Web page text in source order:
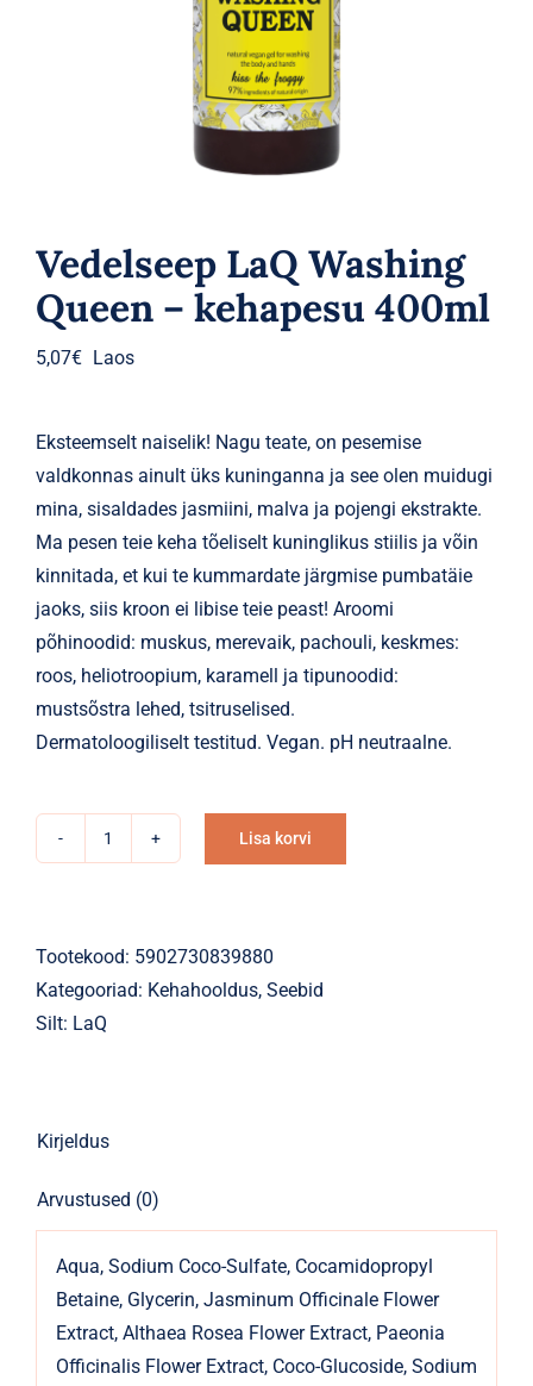
Vedelseep LaQ Washing
Queen – kehapesu 400ml
5,07€ Laos
Eksteemselt naiselik! Nagu teate, on pesemise
valdkonnas ainult üks kuninganna ja see olen muidugi
mina, sisaldades jasmiini, malva ja pojengi ekstrakte.
Ma pesen teie keha tõeliselt kuninglikus stiilis ja võin
kinnitada, et kui te kummardate järgmise pumbatäie
jaoks, siis kroon ei libise teie peast! Aroomi
põhinoodid: muskus, merevaik, pachouli, keskmes:
roos, heliotroopium, karamell ja tipunoodid:
mustsõstra lehed, tsitruselised.
Dermatoloogiliselt testitud. Vegan. pH neutraalne.
Queen
-
Lisa korvi
Alternative:
Tootekood: 5902730839880
Kategooriad: Kehahooldus, Seebid
Silt: LaQ
Kirjeldus
Arvustused (0)
Aqua, Sodium Coco-Sulfate, Cocamidopropyl
Betaine, Glycerin, Jasminum Officinale Flower
Extract, Althaea Rosea Flower Extract, Paeonia
Officinalis Flower Extract, Coco-Glucoside, Sodium